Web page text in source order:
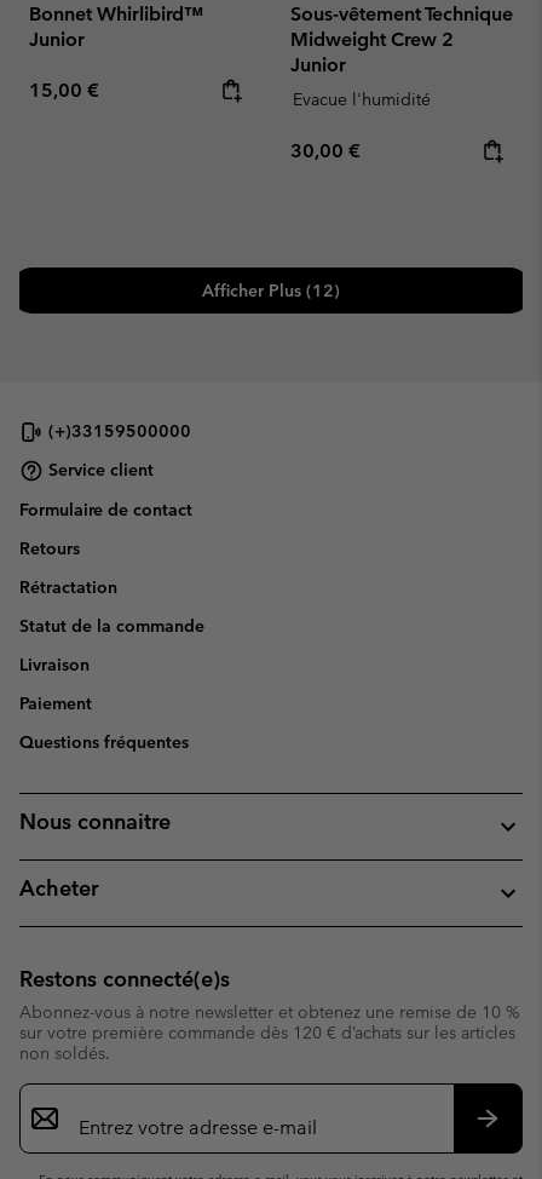
Bonnet Whirlibird™
Junior
Regular price:
15,00 €
Sous-vêtement Technique
Midweight Crew 2
Junior
Evacue l'humidité
Regular price:
30,00 €
Afficher Plus (12)
(+)33159500000
Service client
Formulaire de contact
Retours
Rétractation
Statut de la commande
Livraison
Paiement
Questions fréquentes
Nous connaitre
Acheter
Restons connecté(e)s
Abonnez-vous à notre newsletter et obtenez une remise de 10 %
sur votre première commande dès 120 € d’achats sur les articles
non soldés.
Inscription
par
e-